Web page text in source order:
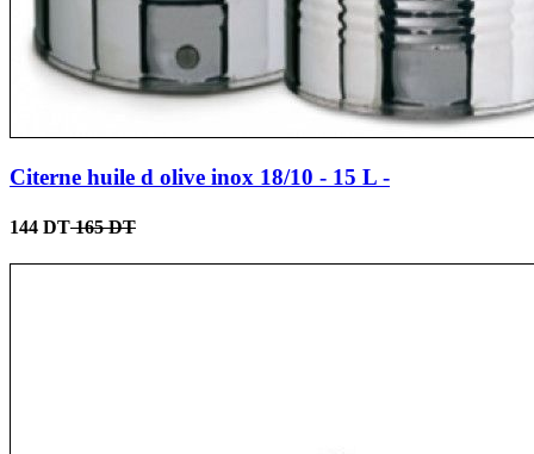
Citerne huile d olive inox 18/10 - 15 L -
144 DT165 DT